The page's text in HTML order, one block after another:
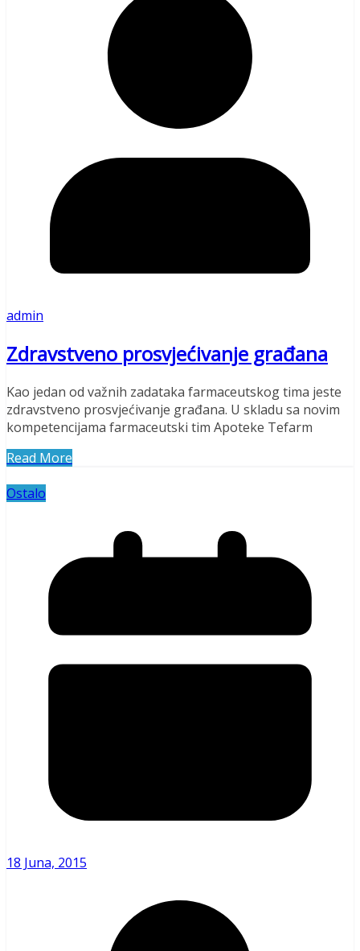
admin
Zdravstveno prosvjećivanje građana
Kao jedan od važnih zadataka farmaceutskog tima jeste
zdravstveno prosvjećivanje građana. U skladu sa novim
kompetencijama farmaceutski tim Apoteke Tefarm
Read More
Ostalo
18 Juna, 2015